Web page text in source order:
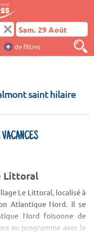
+ de filtres
saint hilaire
Littoral
Le Littoral, localisé à
Atlantique Nord. Il se
Nord foisonne de
au programme avec la